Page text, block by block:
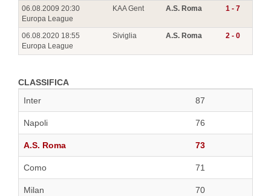
06.08.2009 20:30
Europa League
KAA Gent A.S. Roma 1 - 7
06.08.2020 18:55
Europa League
Siviglia A.S. Roma 2 - 0
CLASSIFICA
Inter
87
Napoli 76
A.S. Roma 73
Como 71
Milan 70